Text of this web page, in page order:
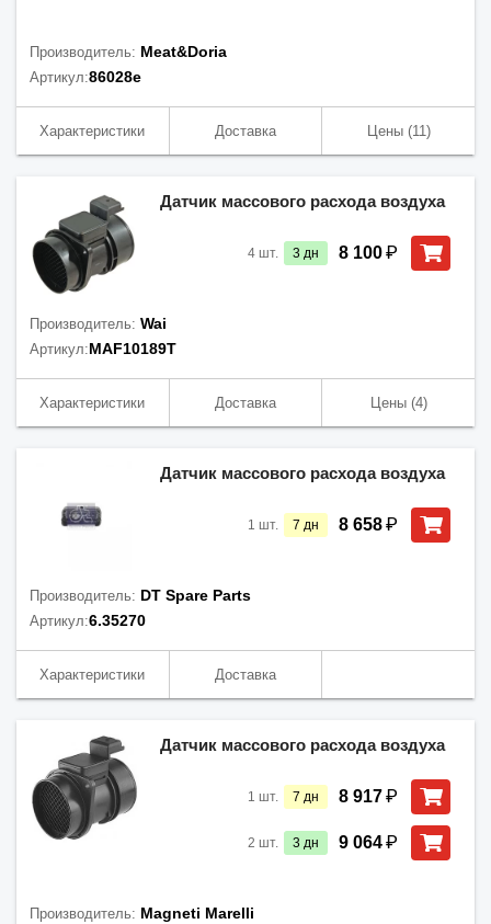
Производитель: Meat&Doria
Артикул:86028e
Характеристики Доставка Цены(11)
Датчик массового расхода воздуха
4 шт. 3 дн 8 100₽
Производитель: Wai
Артикул:MAF10189T
Характеристики Доставка Цены(4)
Датчик массового расхода воздуха
1 шт. 7 дн 8 658₽
Производитель: DT Spare Parts
Артикул:6.35270
Характеристики Доставка
Датчик массового расхода воздуха
1 шт. 7 дн 8 917₽
2 шт. 3 дн 9 064₽
Производитель: Magneti Marelli